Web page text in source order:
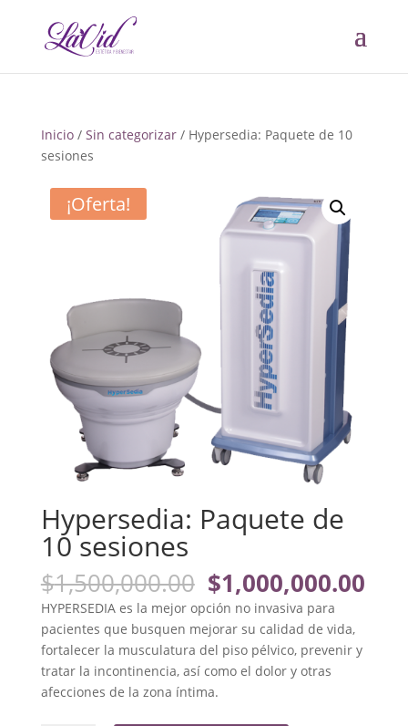
Inicio/ Sin categorizar/ Hypersedia: Paquete de 10
sesiones
¡Oferta!
Hypersedia: Paquete de
10 sesiones
$1,500,000.00 El
precio
original
era:
$1,500,000.00.
$1,000,000.00El
HYPERSEDIA es la mejor opción no invasiva para
pacientes que busquen mejorar su calidad de vida,
fortalecer la musculatura del piso pélvico, prevenir y
tratar la incontinencia, así como el dolor y otras
afecciones de la zona íntima.